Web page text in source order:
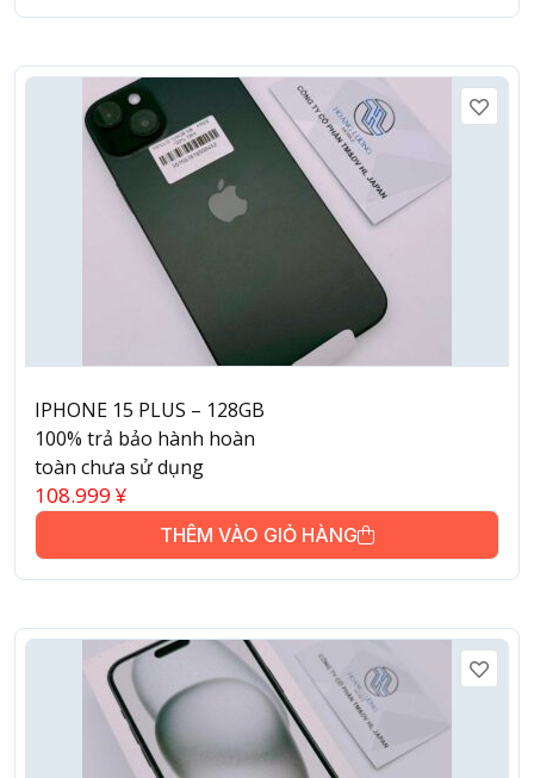
IPHONE 15 PLUS – 128GB
100% trả bảo hành hoàn
toàn chưa sử dụng
108.999 ¥
THÊM VÀO GIỎ HÀNG